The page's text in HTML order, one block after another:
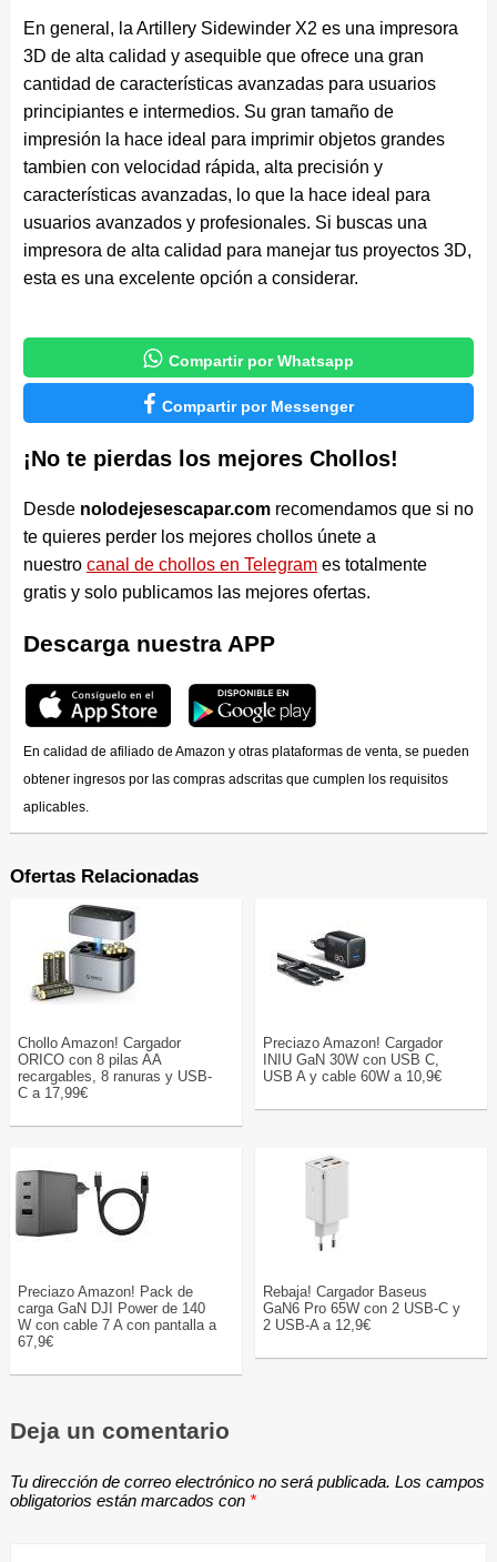
En general, la Artillery Sidewinder X2 es una impresora
3D de alta calidad y asequible que ofrece una gran
cantidad de características avanzadas para usuarios
principiantes e intermedios. Su gran tamaño de
impresión la hace ideal para imprimir objetos grandes
tambien con velocidad rápida, alta precisión y
características avanzadas, lo que la hace ideal para
usuarios avanzados y profesionales. Si buscas una
impresora de alta calidad para manejar tus proyectos 3D,
esta es una excelente opción a considerar.
 Compartir por Whatsapp
 Compartir por Messenger
¡No te pierdas los mejores Chollos!
Desde nolodejesescapar.comrecomendamos que si no
te quieres perder los mejores chollos únete a
nuestro canal de chollos en Telegrames totalmente
gratis y solo publicamos las mejores ofertas.
Descarga nuestra APP
En calidad de afiliado de Amazon y otras plataformas de venta, se pueden
obtener ingresos por las compras adscritas que cumplen los requisitos
aplicables.
Ofertas Relacionadas
Chollo Amazon! Cargador
ORICO con 8 pilas AA
recargables, 8 ranuras y USB-
C a 17,99€
Preciazo Amazon! Cargador
INIU GaN 30W con USB C,
USB A y cable 60W a 10,9€
Preciazo Amazon! Pack de
carga GaN DJI Power de 140
W con cable 7 A con pantalla a
67,9€
Rebaja! Cargador Baseus
GaN6 Pro 65W con 2 USB-C y
2 USB-A a 12,9€
Deja un comentario
Tu dirección de correo electrónico no será publicada. Los campos
obligatorios están marcados con *